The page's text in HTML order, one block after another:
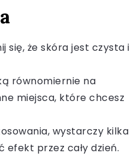
się, że skóra jest czysta i
równomiernie na
miejsca, które chcesz
wystarczy kilka
efekt przez cały dzień.